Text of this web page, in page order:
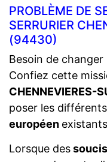
PROBLÈME DE
SERRURIER
(94430)
Besoin de changer
Confiez cette
CHENNEVIERES-
poser les
européen
Lorsque des